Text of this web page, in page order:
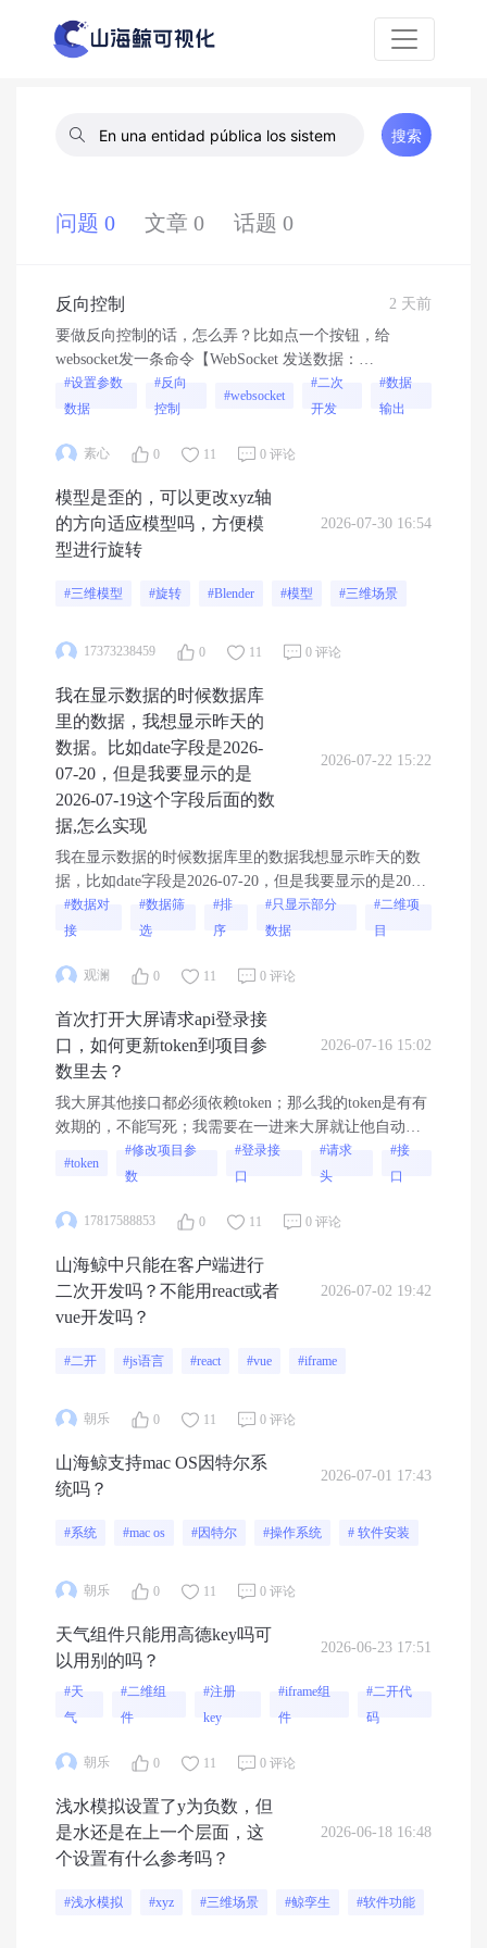
搜索
问题 0 文章 0 话题 0
反向控制
2 天前
要做反向控制的话，怎么弄？比如点一个按钮，给
websocket发一条命令【WebSocket 发送数据：
{"code":103,"message":277,"createUser":""} WebSocket 发
送数据：
{"高区-回温目标温度":36},"createUser":"长春魔力"}】---
#设置参数
数据
#反向
控制
#websocket
#二次
开发
#数据
输出
素心 0 11 0 评论
模型是歪的，可以更改xyz轴
的方向适应模型吗，方便模
型进行旋转
2026-07-30 16:54
#三维模型 #旋转 #Blender #模型 #三维场景
17373238459 0 11 0 评论
我在显示数据的时候数据库
里的数据，我想显示昨天的
数据。比如date字段是2026-
07-20，但是我要显示的是
2026-07-19这个字段后面的数
据,怎么实现
2026-07-22 15:22
我在显示数据的时候数据库里的数据我想显示昨天的数
据，比如date字段是2026-07-20，但是我要显示的是2026-
07-19这个字段后面的数据,怎么实现，数据样式如下
#数据对
接
#数据筛
选
#排
序
#只显示部分
数据
#二维项
目
观澜 0 11 0 评论
首次打开大屏请求api登录接
口，如何更新token到项目参
数里去？
2026-07-16 15:02
我大屏其他接口都必须依赖token；那么我的token是有有
效期的，不能写死；我需要在一进来大屏就让他自动调
接口登录上去返回token保存起来，我看说保存到项目参
数里去，请问这个操作要怎么实现？
#token
#修改项目参
数
#登录接
口
#请求
头
#接
口
17817588853 0 11 0 评论
山海鲸中只能在客户端进行
二次开发吗？不能用react或者
vue开发吗？
2026-07-02 19:42
#二开 #js语言 #react #vue #iframe
朝乐 0 11 0 评论
山海鲸支持mac OS因特尔系
统吗？
2026-07-01 17:43
#系统 #mac os #因特尔 #操作系统 # 软件安装
朝乐 0 11 0 评论
天气组件只能用高德key吗可
以用别的吗？
2026-06-23 17:51
#天
气
#二维组
件
#注册
key
#iframe组
件
#二开代
码
朝乐 0 11 0 评论
浅水模拟设置了y为负数，但
是水还是在上一个层面，这
个设置有什么参考吗？
2026-06-18 16:48
#浅水模拟 #xyz #三维场景 #鲸孪生 #软件功能